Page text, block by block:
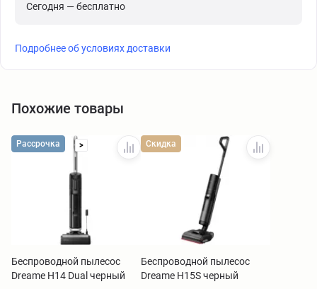
Сегодня — бесплатно
Подробнее об условиях доставки
Похожие товары
Рассрочка >
Беспроводной пылесос
Dreame H14 Dual черный
Скидка
Беспроводной пылесос
Dreame H15S черный